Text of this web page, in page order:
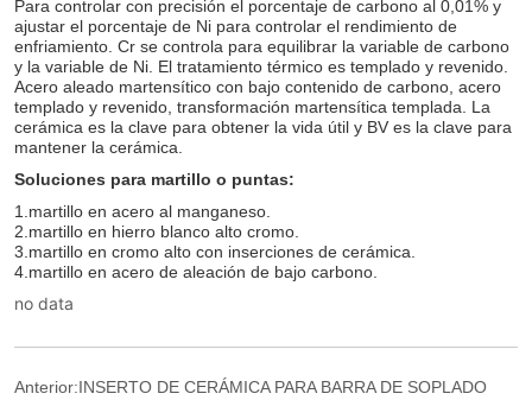
no data
Anterior:INSERTO DE CERÁMICA PARA BARRA DE SOPLADO